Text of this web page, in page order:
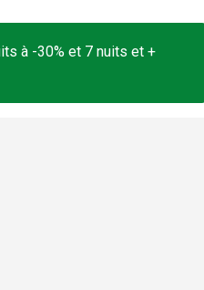
à -30% et 7 nuits et +